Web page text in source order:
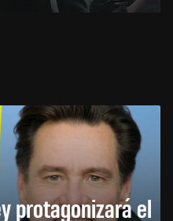
protagonizará el